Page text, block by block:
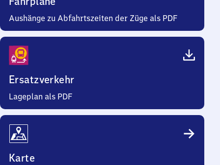
Aushänge zu Abfahrtszeiten der Züge als PDF
Ersatzverkehr
Lageplan als PDF
Karte